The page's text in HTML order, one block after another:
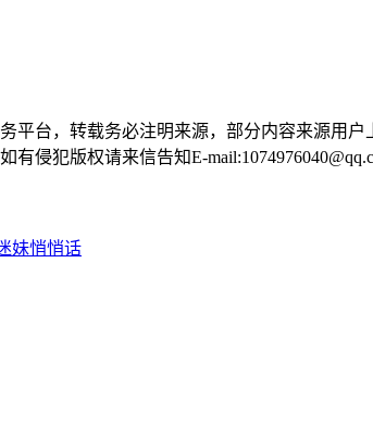
平台，转载务必注明来源，部分内容来源用
侵犯版权请来信告知E-
妹悄悄话